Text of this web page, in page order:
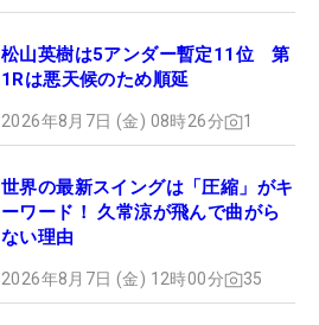
松山英樹は5アンダー暫定11位 第
1Rは悪天候のため順延
2026年8月7日 (金) 08時26分 1
世界の最新スイングは「圧縮」がキ
ーワード！ 久常涼が飛んで曲がら
ない理由
2026年8月7日 (金) 12時00分 35